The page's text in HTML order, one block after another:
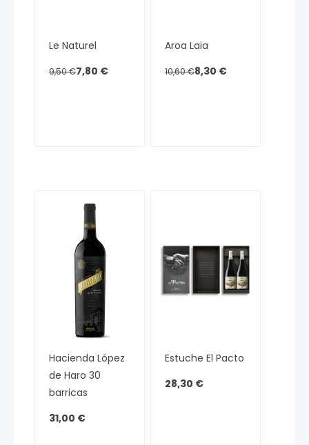
Le Naturel
9,50 €7,80 €
Aroa Laia
10,60 €8,30 €
Hacienda López
de Haro 30
barricas
31,00 €
Estuche El Pacto
28,30 €